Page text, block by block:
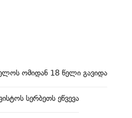
ომიდან 18 წელი გავიდა
სერბეთს ეწვევა